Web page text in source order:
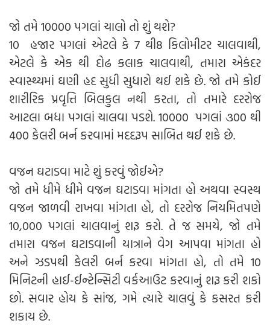
જો તમે 10000 પગલાં ચાલો તો શું થશે?
10 હજાર પગલાં એટલે કે 7 થી8 કિલોમીટર ચાલવાથી,
એટલે કે એક થી દોઢ કલાક ચાલવાથી, તમારા એકંદર
સ્વાસ્થ્યમાં ઘણી હદ સુધી સુધારો થઈ શકે છે. જો તમે કોઈ
શારીરિક પ્રવૃત્તિ બિલકુલ નથી કરતા, તો તમારે દરરોજ
આટલા બધા પગલાં ચાલવા પડશે. 10000 પગલાં ૩00 થી
400 કેલરી બર્ન કરવામાં મદદરૂપ સાબિત થઈ શકે છે.
વજન ઘટાડવા માટે શું કરવું જોઈએ?
જો તમે ધીમે ધીમે વજન ઘટાડવા માંગતા હો અથવા સ્વસ્થ
વજન જાળવી રાખવા માંગતા હો, તો દરરોજ નિયમિતપણે
10,000 પગલાં ચાલવાનું શરૂ કરો. તે જ સમયે, જો તમે
તમારા વજન ઘટાડવાની યાત્રાને વેગ આપવા માંગતા હો
અને ઝડપથી કેલરી બર્ન કરવા માંગતા હો, તો તમે 10
મિનિટની હાઈ-ઈન્ટેન્સિટી વર્કઆઉટ કરવાનું શરૂ કરી શકો
છો. સવાર હોય કે સાંજ, ગમે ત્યારે ચાલવું કે કસરત કરી
શકાય છે.